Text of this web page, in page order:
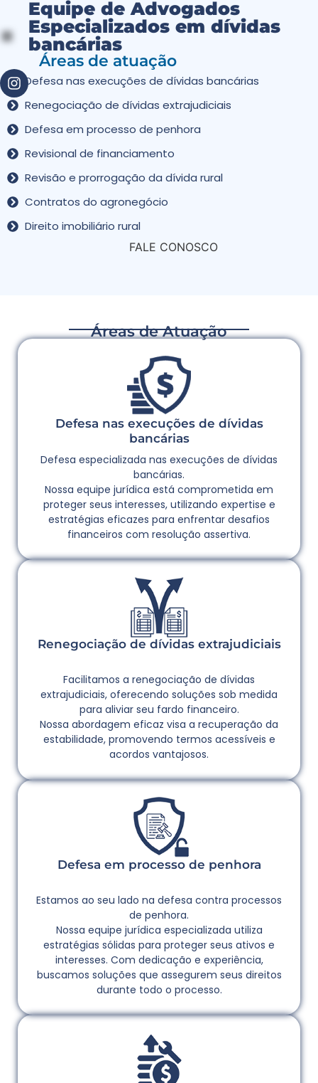
Equipe de Advogados
Especializados em dívidas
bancárias
Áreas de atuação
Defesa nas execuções de dívidas bancárias
Renegociação de dívidas extrajudiciais
Defesa em processo de penhora
Revisional de financiamento
Revisão e prorrogação da dívida rural
Contratos do agronegócio
Direito imobiliário rural
FALE CONOSCO
Áreas de Atuação
Defesa nas execuções de dívidas
bancárias
Defesa especializada nas execuções de dívidas
bancárias.
Nossa equipe jurídica está comprometida em
proteger seus interesses, utilizando expertise e
estratégias eficazes para enfrentar desafios
financeiros com resolução assertiva.
Renegociação de dívidas extrajudiciais
Facilitamos a renegociação de dívidas
extrajudiciais, oferecendo soluções sob medida
para aliviar seu fardo financeiro.
Nossa abordagem eficaz visa a recuperação da
estabilidade, promovendo termos acessíveis e
acordos vantajosos.
Defesa em processo de penhora
Estamos ao seu lado na defesa contra processos
de penhora.
Nossa equipe jurídica especializada utiliza
estratégias sólidas para proteger seus ativos e
interesses. Com dedicação e experiência,
buscamos soluções que assegurem seus direitos
durante todo o processo.